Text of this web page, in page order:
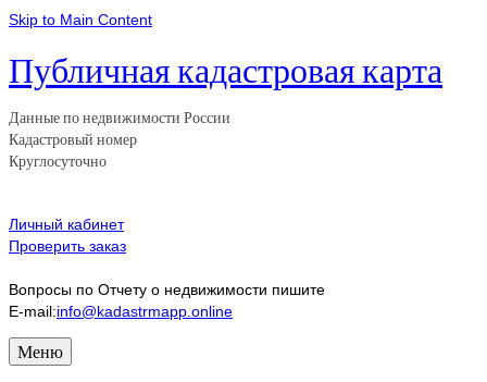
Skip to Main Content
Публичная кадастровая карта
Данные по недвижимости России
Кадастровый номер
Круглосуточно
Личный кабинет
Проверить заказ
Вопросы по Отчету о недвижимости пишите
E-mail:info@kadastrmapp.online
Меню